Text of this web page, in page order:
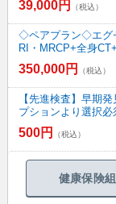
39,000円 （税込）
◇ペアプラン◇エグ
RI・MRCP+全身
350,000円 （税込）
【先進検査】早期
プションより選択必
500円 （税込）
健康保険